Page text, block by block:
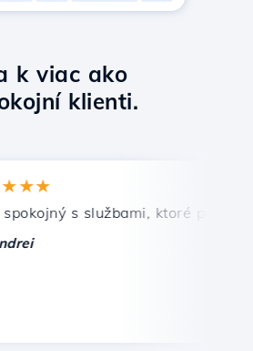
k viac ako
klienti.
podpora.
s službami, ktoré ponúka